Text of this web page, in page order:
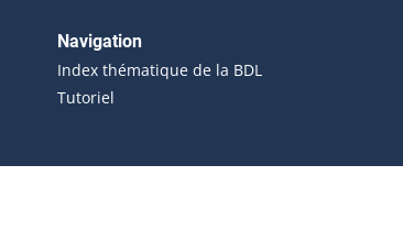
dans une nouvelle fenêtre.)
s'ouvrira dans une nouvelle fenêtre.)
dans une nouvelle fenêtre.)
Navigation
Index thématique de la BDL
Tutoriel